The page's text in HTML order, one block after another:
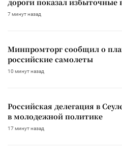
7 минут назад
Минпромторг сообщил о
российские самолеты
10 минут назад
Российская делегация в
в молодежной политике
17 минут назад